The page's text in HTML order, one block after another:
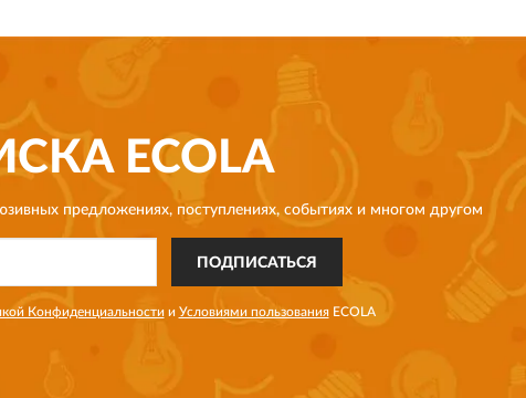
ECOLA
предложениях,поступлениях, событиях и многом другом
ПОДПИСАТЬСЯ
Конфиденциальности и Условиями пользованияECOLA